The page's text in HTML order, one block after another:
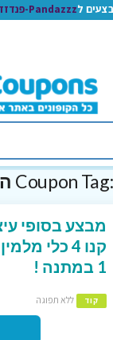
ל Pandazzz-פנדזז
Coupon
מבצע בסופי
קנו 4 כלי
1 במתנה !
קוד ללא תפוגה